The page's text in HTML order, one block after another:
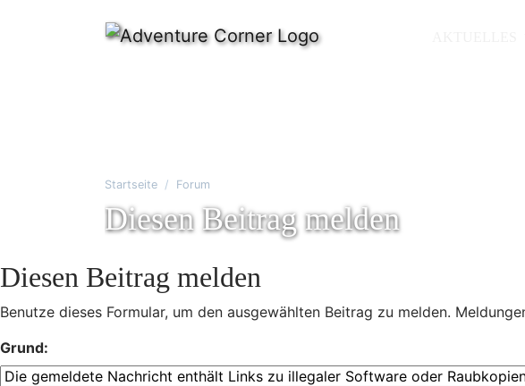
Startseite Forum
Diesen Beitrag melden
Diesen Beitrag melden
Benutze dieses Formular, um den ausgewählten Beitrag zu melden.
Grund: